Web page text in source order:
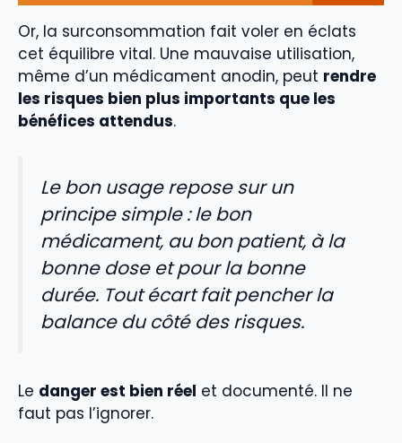
Or, la surconsommation fait voler en éclats
cet équilibre vital. Une mauvaise utilisation,
même d’un médicament anodin, peut rendre
les risques bien plus importants que les
bénéfices attendus.
Le bon usage repose sur un
principe simple : le bon
médicament, au bon patient, à la
bonne dose et pour la bonne
durée. Tout écart fait pencher la
balance du côté des risques.
Le danger est bien réel et documenté. Il ne
faut pas l’ignorer.